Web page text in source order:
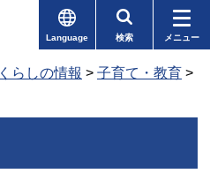
Language 検索 メニュー
くらしの情報 > 子育て・教育 >